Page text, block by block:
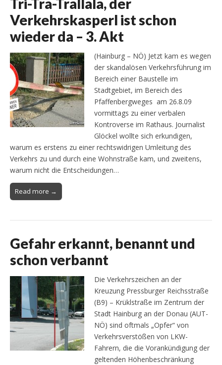
Tri-Tra-Trallala, der
Verkehrskasperl ist schon
wieder da – 3. Akt
(Hainburg – NÖ) Jetzt kam es wegen
der skandalösen Verkehrsführung im
Bereich einer Baustelle im
Stadtgebiet, im Bereich des
Pfaffenbergweges am 26.8.09
vormittags zu einer verbalen
Kontroverse im Rathaus. Journalist
Glöckel wollte sich erkundigen,
warum es erstens zu einer rechtswidrigen Umleitung des
Verkehrs zu und durch eine Wohnstraße kam, und zweitens,
warum nicht die Entscheidungen…
Read more →
Gefahr erkannt, benannt und
schon verbannt
Die Verkehrszeichen an der
Kreuzung Pressburger Reichsstraße
(B9) – Krüklstraße im Zentrum der
Stadt Hainburg an der Donau (AUT-
NÖ) sind oftmals „Opfer“ von
Verkehrsverstößen von LKW-
Fahrern, die die Vorankündigung der
geltenden Höhenbeschränkung